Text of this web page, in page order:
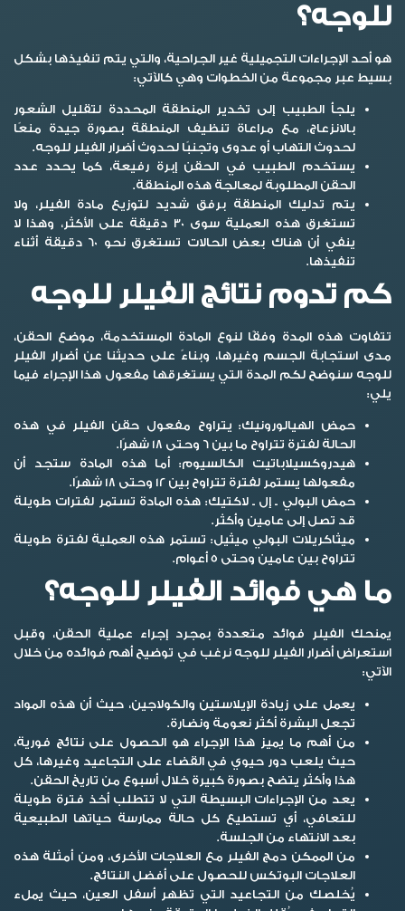
للوجه؟
هو أحد الإجراءات التجميلية غير الجراحية، والتي يتم تنفيذها بشكل
بسيط عبر مجموعة من الخطوات وهي كالآتي:
يلجأ الطبيب إلى تخدير المنطقة المحددة لتقليل الشعور
بالانزعاج، مع مراعاة تنظيف المنطقة بصورة جيدة منعًا
لحدوث التهاب أو عدوى وتجنبًا لحدوث أضرار الفيلر للوجه.
يستخدم الطبيب في الحقن إبرة رفيعة، كما يحدد عدد
الحقن المطلوبة لمعالجة هذه المنطقة.
يتم تدليك المنطقة برفق شديد لتوزيع مادة الفيلر، ولا
تستغرق هذه العملية سوى 30 دقيقة على الأكثر، وهذا لا
ينفي أن هناك بعض الحالات تستغرق نحو 60 دقيقة أثناء
تنفيذها.
كم تدوم نتائج الفيلر للوجه
تتفاوت هذه المدة وفقًا لنوع المادة المستخدمة، موضع الحقن،
مدى استجابة الجسم وغيرها، وبناءً على حديثنا عنأضرار الفيلر
للوجه سنوضح لكم المدة التي يستغرقها مفعول هذا الإجراء فيما
يلي:
حمض الهيالورونيك: يتراوح مفعول حقن الفيلر في هذه
الحالة لفترة تتراوح ما بين 6 وحتى 18 شهرًا.
هيدروكسيلاباتيت الكالسيوم: أما هذه المادة ستجد أن
مفعولها يستمر لفترة تتراوح بين 12 وحتى 18 شهرًا.
حمض البولي ـ إل ـ لاكتيك: هذه المادة تستمر لفترات طويلة
قد تصل إلى عامين وأكثر.
ميثاكريلات البولي ميثيل: تستمر هذه العملية لفترة طويلة
تتراوح بين عامين وحتى 5 أعوام.
ما هي فوائد الفيلر للوجه؟
يمنحك الفيلر فوائد متعددة بمجرد إجراء عملية الحقن، وقبل
استعراضأضرار الفيلر للوجه نرغب في توضيح أهم فوائده من خلال
الآتي:
يعمل على زيادة الإيلاستين والكولاجين، حيث أن هذه المواد
تجعل البشرة أكثر نعومة ونضارة.
من أهم ما يميز هذا الإجراء هو الحصول على نتائج فورية،
حيث يلعب دور حيوي في القضاء على التجاعيد وغيرها، كل
هذا وأكثر يتضح بصورة كبيرة خلال أسبوع من تاريخ الحقن.
يعد من الإجراءات البسيطة التي لا تتطلب أخذ فترة طويلة
للتعافي، أي تستطيع كل حالة ممارسة حياتها الطبيعية
بعد الانتهاء من الجلسة.
من الممكن دمج الفيلر مع العلاجات الأخرى، ومن أمثلة هذه
العلاجات البوتكس للحصول على أفضل النتائج.
يُخلصك من التجاعيد التي تظهر أسفل العين، حيث يملء